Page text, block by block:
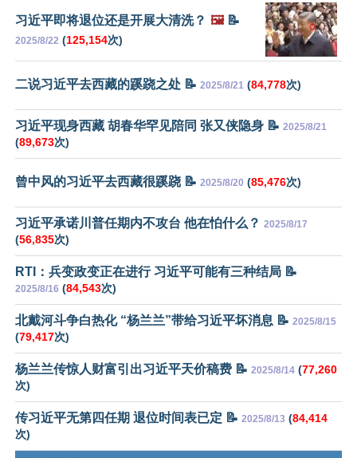
习近平即将退位还是开展大清洗？ 🖼️📝
2025/8/22 (125,154次)
二说习近平去西藏的蹊跷之处 📝 2025/8/21 (84,778次)
习近平现身西藏 胡春华罕见陪同 张又侠隐身 📝 2025/8/21
(89,673次)
曾中风的习近平去西藏很蹊跷 📝 2025/8/20 (85,476次)
习近平承诺川普任期内不攻台 他在怕什么？ 2025/8/17
(56,835次)
RTI：兵变政变正在进行 习近平可能有三种结局 📝
2025/8/16 (84,543次)
北戴河斗争白热化 “杨兰兰”带给习近平坏消息 📝 2025/8/15
(79,417次)
杨兰兰传惊人财富引出习近平天价稿费 📝 2025/8/14 (77,260
次)
传习近平无第四任期 退位时间表已定 📝 2025/8/13 (84,414
次)